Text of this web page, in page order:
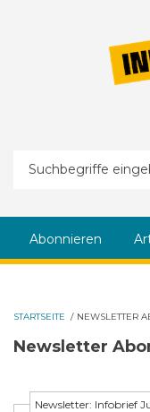
Abonnieren
STARTSEITE / NEWSLETTER
Newsletter
Newsletter: Infobrief